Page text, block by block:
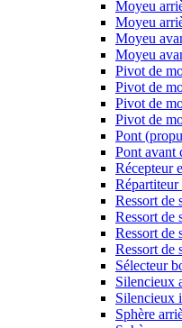
Moyeu
Moyeu
Moyeu
Moyeu
Pivot de
Pivot de
Pivot de
Pivot de
Pont
Pont avant
Récepteur
Répartiteur
Ressort de
Ressort de
Ressort de
Ressort de
Sélecteur
Silencieux
Silencieux
Sphère